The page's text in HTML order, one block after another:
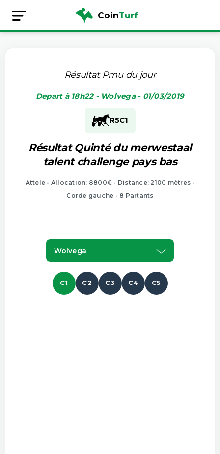
CoinTurf
Résultat Pmu du jour
Depart à 18h22 - Wolvega - 01/03/2019
R5C1
Résultat Quinté du merwestaal
talent challenge pays bas
Attele - Allocation: 8800€ - Distance: 2100 mètres -
Corde gauche - 8 Partants
Wolvega
C1 C2 C3 C4 C5